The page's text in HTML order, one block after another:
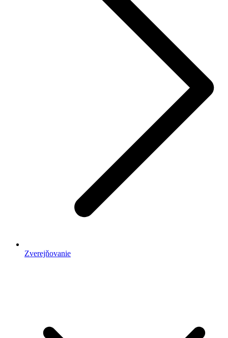
Zverejňovanie